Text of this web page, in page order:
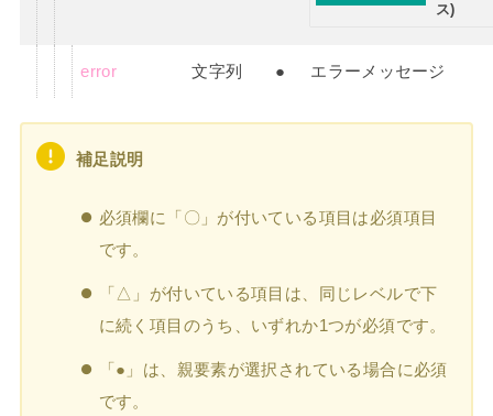
ス)
error 文字列 ● エラーメッセージ
補足説明
必須欄に「〇」が付いている項目は必須項目
です。
「△」が付いている項目は、同じレベルで下
に続く項目のうち、いずれか1つが必須です。
「●」は、親要素が選択されている場合に必須
です。